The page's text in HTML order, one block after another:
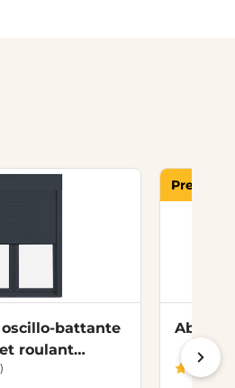
oscillo-battante
roulant
Premier